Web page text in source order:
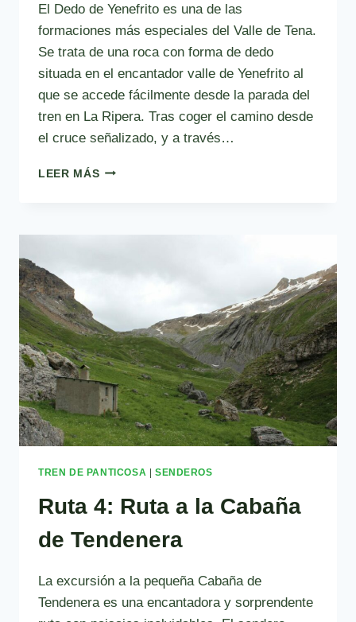
El Dedo de Yenefrito es una de las
formaciones más especiales del Valle de Tena.
Se trata de una roca con forma de dedo
situada en el encantador valle de Yenefrito al
que se accede fácilmente desde la parada del
tren en La Ripera. Tras coger el camino desde
el cruce señalizado, y a través…
LEER MÁSRUTA
TREN DE PANTICOSA SENDEROS
Ruta 4: Ruta a la Cabaña
de Tendenera
La excursión a la pequeña Cabaña de
Tendenera es una encantadora y sorprendente